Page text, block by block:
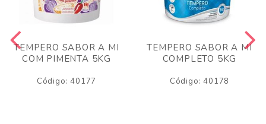
TEMPERO SABOR A MI
COM PIMENTA 5KG
Código: 40177
TEMPERO SABOR A MI
COMPLETO 5KG
Código: 40178